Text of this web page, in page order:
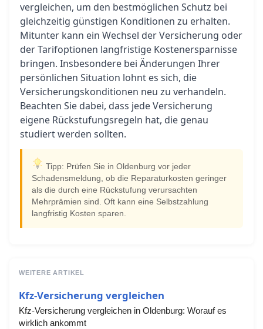
vergleichen, um den bestmöglichen Schutz bei
gleichzeitig günstigen Konditionen zu erhalten.
Mitunter kann ein Wechsel der Versicherung oder
der Tarifoptionen langfristige Kostenersparnisse
bringen. Insbesondere bei Änderungen Ihrer
persönlichen Situation lohnt es sich, die
Versicherungskonditionen neu zu verhandeln.
Beachten Sie dabei, dass jede Versicherung
eigene Rückstufungsregeln hat, die genau
studiert werden sollten.
Tipp: Prüfen Sie in Oldenburg vor jeder
Schadensmeldung, ob die Reparaturkosten geringer
als die durch eine Rückstufung verursachten
Mehrprämien sind. Oft kann eine Selbstzahlung
langfristig Kosten sparen.
WEITERE ARTIKEL
Kfz-Versicherung vergleichen
Kfz-Versicherung vergleichen in Oldenburg: Worauf es
wirklich ankommt